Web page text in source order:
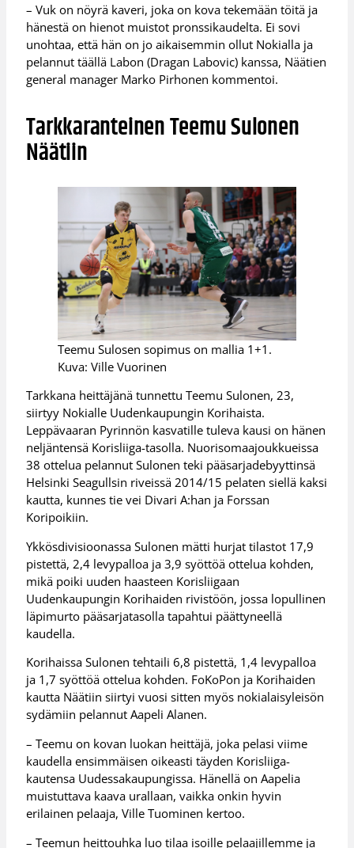
– Vuk on nöyrä kaveri, joka on kova tekemään töitä ja
hänestä on hienot muistot pronssikaudelta. Ei sovi
unohtaa, että hän on jo aikaisemmin ollut Nokialla ja
pelannut täällä Labon (Dragan Labovic) kanssa, Näätien
general manager Marko Pirhonen kommentoi.
Tarkkaranteinen Teemu Sulonen
Näätiin
Teemu Sulosen sopimus on mallia 1+1.
Kuva: Ville Vuorinen
Tarkkana heittäjänä tunnettu Teemu Sulonen, 23,
siirtyy Nokialle Uudenkaupungin Korihaista.
Leppävaaran Pyrinnön kasvatille tuleva kausi on hänen
neljäntensä Korisliiga-tasolla. Nuorisomaajoukkueissa
38 ottelua pelannut Sulonen teki pääsarjadebyyttinsä
Helsinki Seagullsin riveissä 2014/15 pelaten siellä kaksi
kautta, kunnes tie vei Divari A:han ja Forssan
Koripoikiin.
Ykkösdivisioonassa Sulonen mätti hurjat tilastot 17,9
pistettä, 2,4 levypalloa ja 3,9 syöttöä ottelua kohden,
mikä poiki uuden haasteen Korisliigaan
Uudenkaupungin Korihaiden rivistöön, jossa lopullinen
läpimurto pääsarjatasolla tapahtui päättyneellä
kaudella.
Korihaissa Sulonen tehtaili 6,8 pistettä, 1,4 levypalloa
ja 1,7 syöttöä ottelua kohden. FoKoPon ja Korihaiden
kautta Näätiin siirtyi vuosi sitten myös nokialaisyleisön
sydämiin pelannut Aapeli Alanen.
– Teemu on kovan luokan heittäjä, joka pelasi viime
kaudella ensimmäisen oikeasti täyden Korisliiga-
kautensa Uudessakaupungissa. Hänellä on Aapelia
muistuttava kaava urallaan, vaikka onkin hyvin
erilainen pelaaja, Ville Tuominen kertoo.
– Teemun heittouhka luo tilaa isoille pelaajillemme ja